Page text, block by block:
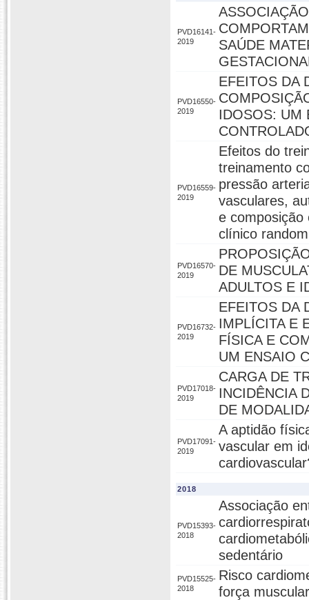
PVD16141-
2019
SAÚDE
PVD16550-
2019
EFEITOS DA
IDOSOS: UM
PVD16559-
2019
Efeitos do
treinamento
pressão
vasculares,
e composição
clínico
PVD16570-
2019
DE
ADULTOS E
PVD16732-
2019
EFEITOS DA
IMPLÍCITA E
FÍSICA E
UM ENSAIO
PVD17018-
2019
CARGA DE
INCIDÊNCIA
DE
PVD17091-
2019
A aptidão
vascular em
2018
PVD15393-
2018
Associação
sedentário
PVD15525-
2018
Risco
força